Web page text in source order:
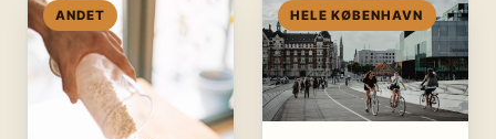
ANDET HELE KØBENHAVN